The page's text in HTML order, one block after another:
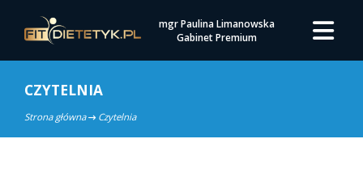
mgr Paulina Limanowska
Gabinet Premium
CZYTELNIA
Strona główna Czytelnia